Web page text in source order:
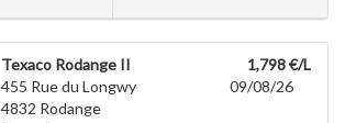
Texaco Rodange II
455 Rue du Longwy
4832 Rodange
1,798 €/L
09/08/26